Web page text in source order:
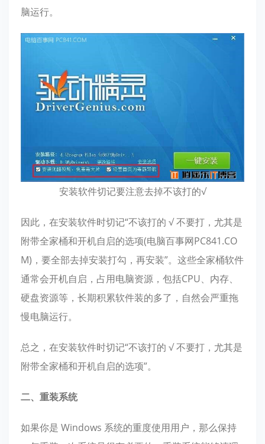
脑运行。
安装软件切记要注意去掉不该打的√
因此，在安装软件时切记“不该打的 √ 不要打，尤其是
附带全家桶和开机自启的选项(电脑百事网PC841.CO
M)，要全部去掉安装打勾，再安装”。这些全家桶软件
通常会开机自启，占用电脑资源，包括CPU、内存、
硬盘资源等，长期积累软件装的多了，自然会严重拖
慢电脑运行。
总之，在安装软件时切记“不该打的 √ 不要打，尤其是
附带全家桶和开机自启的选项”。
二、重装系统
如果你是 Windows 系统的重度使用用户，那么保持